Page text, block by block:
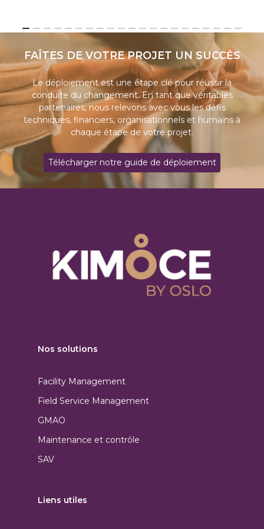
FAÎTES DE VOTRE PROJET UN SUCCĖS
Le déploiement est une étape clé pour réussir la
conduite du changement. En tant que véritables
partenaires, nous relevons avec vous les défis
techniques, financiers, organisationnels et humains à
chaque étape de votre projet.
Télécharger notre guide de déploiement
Nos solutions
Facility Management
Field Service Management
GMAO
Maintenance et contrôle
SAV
Liens utiles